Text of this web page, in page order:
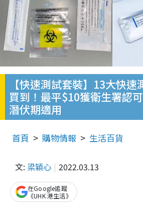
【快速測試套裝】13大快
買到！最平$10獲衛生署認
潛伏期適用
首頁 購物情報 生活百貨
文: 梁穎心 2022.03.13
在Google追蹤
《UHK 港生活》